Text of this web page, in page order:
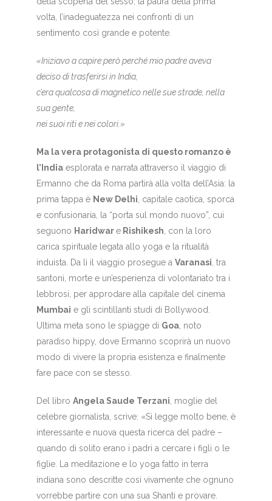
volta, l’inadeguatezza nei confronti di un
sentimento così grande e potente.
«Iniziavo a capire però perché mio padre aveva
deciso di trasferirsi in India,
c’era qualcosa di magnetico nelle sue strade, nella
sua gente,
nei suoi riti e nei colori.»
Ma la vera protagonista di questo romanzo è
l’Indiaesplorata e narrata attraverso il viaggio di
Ermanno che da Roma partirà alla volta dell’Asia: la
prima tappa è New Delhi , capitale caotica, sporca
e confusionaria, la “porta sul mondo nuovo”, cui
seguono HaridwareRishikesh , con la loro
carica spirituale legata allo yoga e la ritualità
induista. Da lì il viaggio prosegue a Varanasi , tra
santoni, morte e un’esperienza di volontariato tra i
lebbrosi, per approdare alla capitale del cinema
Mumbai e gli scintillanti studi di Bollywood.
Ultima meta sono le spiagge di Goa, noto
paradiso hippy, dove Ermanno scoprirà un nuovo
modo di vivere la propria esistenza e finalmente
fare pace con se stesso.
Del libro Angela Saude Terzani , moglie del
celebre giornalista, scrive: «Si legge molto bene, è
interessante e nuova questa ricerca del padre –
quando di solito erano i padri a cercare i figli o le
figlie. La meditazione e lo yoga fatto in terra
indiana sono descritte così vivamente che ognuno
vorrebbe partire con una sua Shanti e provare.